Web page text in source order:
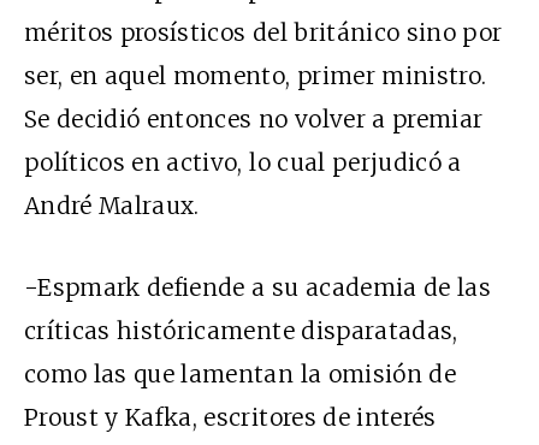
méritos prosísticos del británico sino por
ser, en aquel momento, primer ministro.
Se decidió entonces no volver a premiar
políticos en activo, lo cual perjudicó a
André Malraux.
-Espmark defiende a su academia de las
críticas históricamente disparatadas,
como las que lamentan la omisión de
Proust y Kafka, escritores de interés